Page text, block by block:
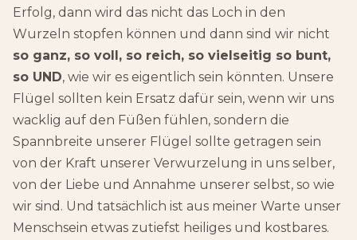
Erfolg, dann wird das nicht das Loch in den
Wurzeln stopfen können und dann sind wir nicht
so ganz, so voll, so reich, so vielseitig so bunt,
so UND, wie wir es eigentlich sein könnten. Unsere
Flügel sollten kein Ersatz dafür sein, wenn wir uns
wacklig auf den Füßen fühlen, sondern die
Spannbreite unserer Flügel sollte getragen sein
von der Kraft unserer Verwurzelung in uns selber,
von der Liebe und Annahme unserer selbst, so wie
wir sind. Und tatsächlich ist aus meiner Warte unser
Menschsein etwas zutiefst heiliges und kostbares.